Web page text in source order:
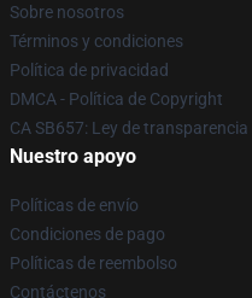
Sobre nosotros
Términos y condiciones
Política de privacidad
DMCA - Política de Copyright
CA SB657: Ley de
Nuestro apoyo
Políticas de envío
Condiciones de pago
Políticas de reembolso
Contáctenos